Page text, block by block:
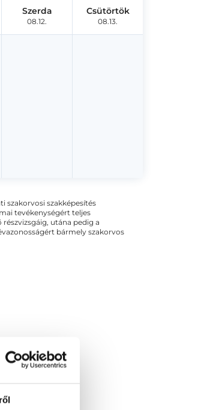
Szerda
08.12.
Csütörtök
08.13.
szakorvosi szakképesítés
tevékenységért teljes
utána pedig a
bármely szakorvos